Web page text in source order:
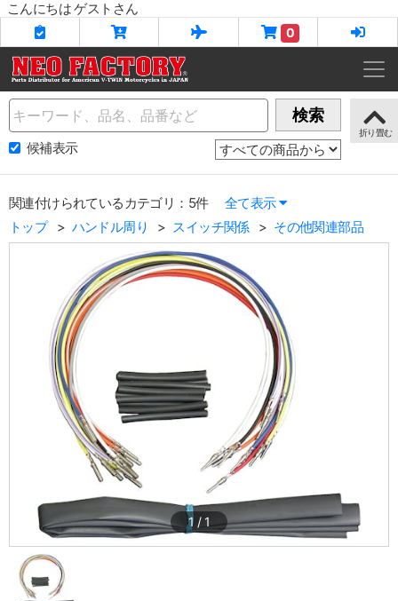
こんにちは ゲストさん
0
Name 検索
候補表示
関連付けられているカテゴリ：5件
全て表示
トップ
ハンドル周り スイッチ関係 その他関連部品
1 /1